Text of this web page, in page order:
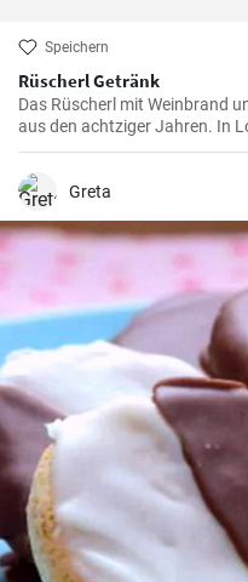
Speichern
Rüscherl Getränk
Das Rüscherl mit Weinbrand
aus den achtziger Jahren. In
genannt nach dem bekannten
zuhause !
Greta